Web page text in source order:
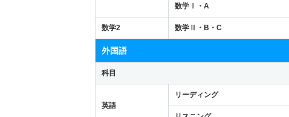
数学Ⅰ・A
数学2 数学Ⅱ・B・C
外国語
科目
英語
リーディング